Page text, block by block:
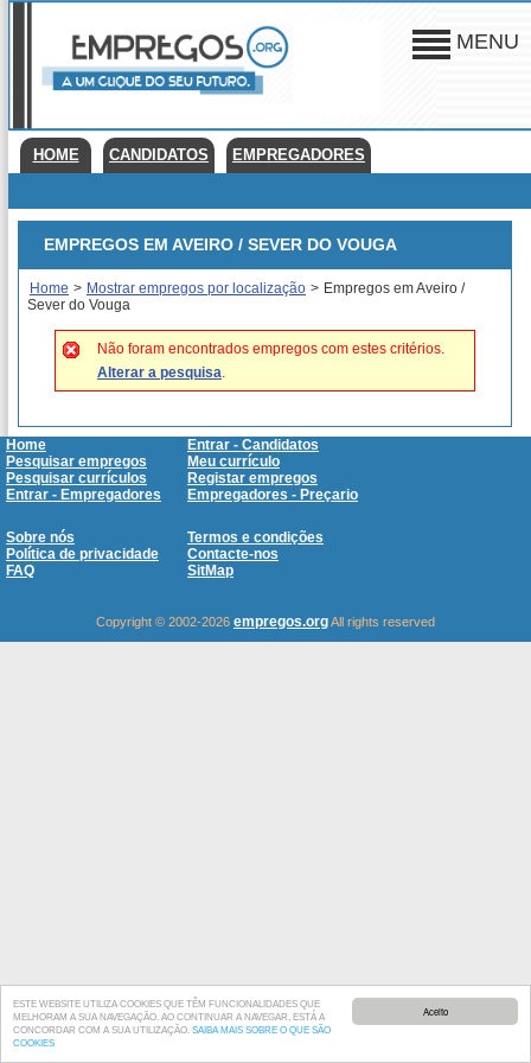
Aceito
ESTE WEBSITE UTILIZA COOKIES QUE TÊM FUNCIONALIDADES QUE
MELHORAM A SUA NAVEGAÇÃO. AO CONTINUAR A NAVEGAR, ESTÁ A
CONCORDAR COM A SUA UTILIZAÇÃO. SAIBA MAIS SOBRE O QUE SÃO
COOKIES
MENU
HOME CANDIDATOS EMPREGADORES
EMPREGOS EM AVEIRO / SEVER DO VOUGA
Home > Mostrar empregos por localização > Empregos em Aveiro /
Sever do Vouga
Não foram encontrados empregos com estes critérios.
Alterar a pesquisa.
Home
Entrar - Candidatos
Pesquisar empregos
Meu currículo
Pesquisar currículos
Registar empregos
Entrar - Empregadores
Empregadores - Preçario
Sobre nós
Termos e condições
Política de privacidade
Contacte-nos
FAQ
SitMap
Copyright © 2002-2026 empregos.orgAll rights reserved